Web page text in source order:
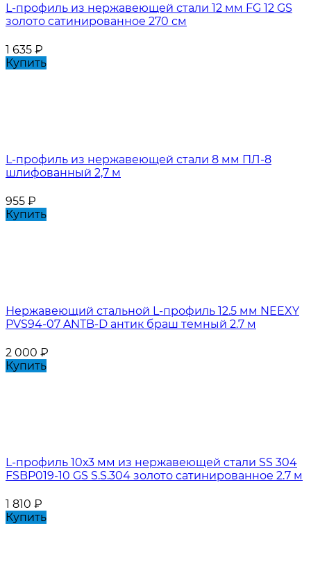
L-профиль из нержавеющей стали 12 мм FG 12 GS
золото сатинированное 270 см
1 635 ₽
Купить
L-профиль из нержавеющей стали 8 мм ПЛ-8
шлифованный 2,7 м
955 ₽
Купить
Нержавеющий стальной L-профиль 12.5 мм NEEXY
PVS94-07 ANTB-D антик браш темный 2.7 м
2 000 ₽
Купить
L-профиль 10х3 мм из нержавеющей стали SS 304
FSBP019-10 GS S.S.304 золото сатинированное 2.7 м
1 810 ₽
Купить